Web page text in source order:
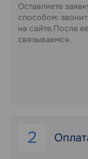
Оставляете
способом:
на сайте.После
связываемся.
2